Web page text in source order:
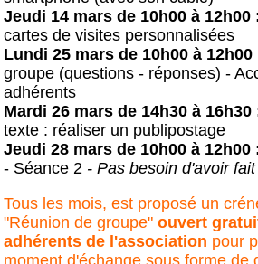
Jeudi 14 mars de 10h00 à 12h00
cartes de visites personnalisées
Lundi 25 mars de 10h00 à 12h00
groupe (questions - réponses) -
adhérents
Mardi 26 mars de 14h30 à 16h30
texte : réaliser un publipostage
Jeudi 28 mars de 10h00 à 12h00
- Séance 2 - Pas besoin d'avoir
Tous les mois, est proposé un
"Réunion de groupe"ouvert
adhérents de l'association pour